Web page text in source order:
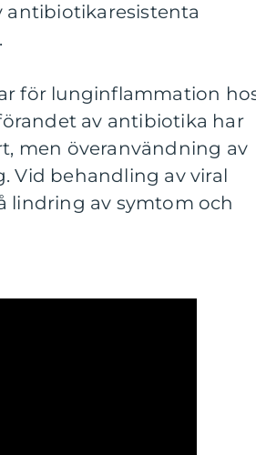
antibiotikaresistenta
för lunginflammation
av antibiotika har
men överanvändning av
Vid behandling av viral
lindring av symtom och